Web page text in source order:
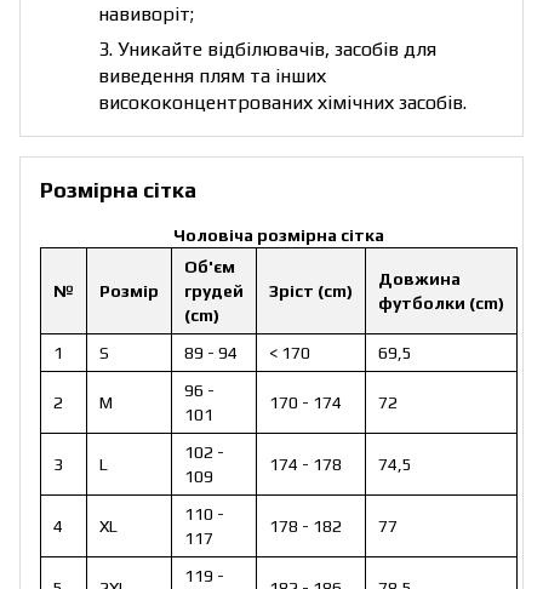
навиворіт;
3. Уникайте відбілювачів, засобів для
виведення плям та інших
висококонцентрованих хімічних засобів.
Розмірна сітка
Чоловіча розмірна сітка
№ Розмір
Об'єм
грудей
(cm)
Зріст (cm)
Довжина
футболки (cm)
1 S 89 - 94 < 170 69,5
2 M
96 -
101
170 - 174 72
3 L
102 -
109
174 - 178 74,5
4 XL
110 -
117
178 - 182 77
119 -